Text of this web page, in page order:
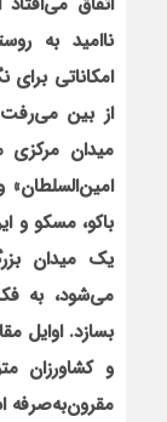
ناامید به
امکاناتی
از بین
میدان مرکزی
امین‌السلطان‌»
باکو، مسکو و
یک میدان
می‌شود، به
بسازد. اوایل
و کشاورزان
مقرون‌به‌صرفه